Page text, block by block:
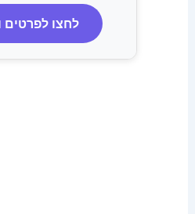
לחצו לפרטים